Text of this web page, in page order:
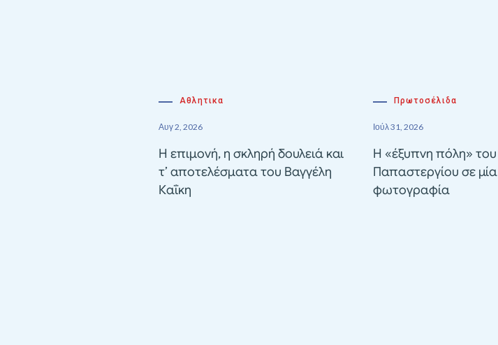
Αθλητικα
Αυγ 2, 2026
Η επιμονή, η σκληρή δουλειά και
τ’ αποτελέσματα του Βαγγέλη
Καΐκη
Πρωτοσέλιδα
Ιούλ 31, 2026
Η «έξυπνη πόλη» του
Παπαστεργίου σε μία
φωτογραφία